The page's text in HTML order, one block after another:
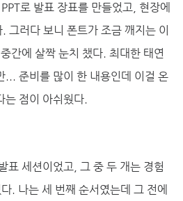
로 발표 장표를 만들었고, 현장에
그러다 보니 폰트가 조금 깨지는 이
간에 살짝 눈치 챘다. 최대한 태연
... 준비를 많이 한 내용인데 이걸 온
는 점이 아쉬웠다.
표 세션이었고, 그 중 두 개는 경험
. 나는 세 번째 순서였는데 그 전에